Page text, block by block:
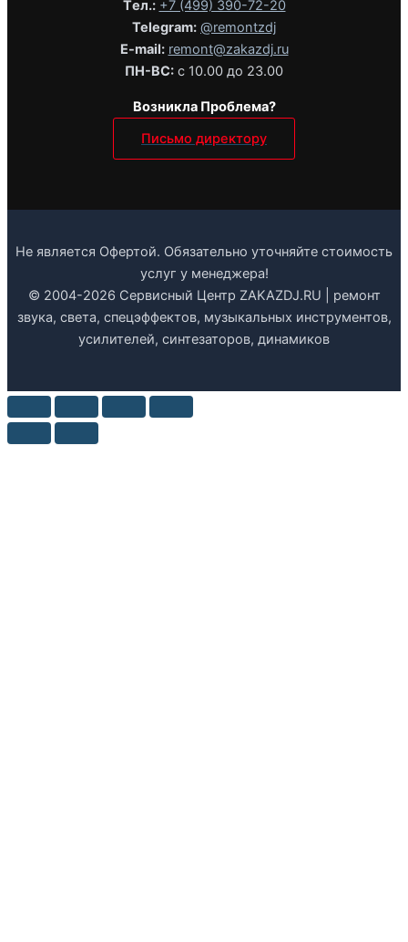
Tел.: +7 (499) 390-72-20
Telegram: @remontzdj‬
E-mail: remont@zakazdj.ru
ПН-ВС: с 10.00 до 23.00
Возникла Проблема?
Письмо директору
Не является Офертой. Обязательно уточняйте стоимость
услуг у менеджера!
© 2004-2026 Сервисный Центр ZAKAZDJ.RU | ремонт
звука, света, спецэффектов, музыкальных инструментов,
усилителей, синтезаторов, динамиков